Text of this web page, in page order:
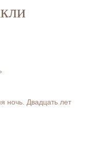
ночь. Двадцать лет